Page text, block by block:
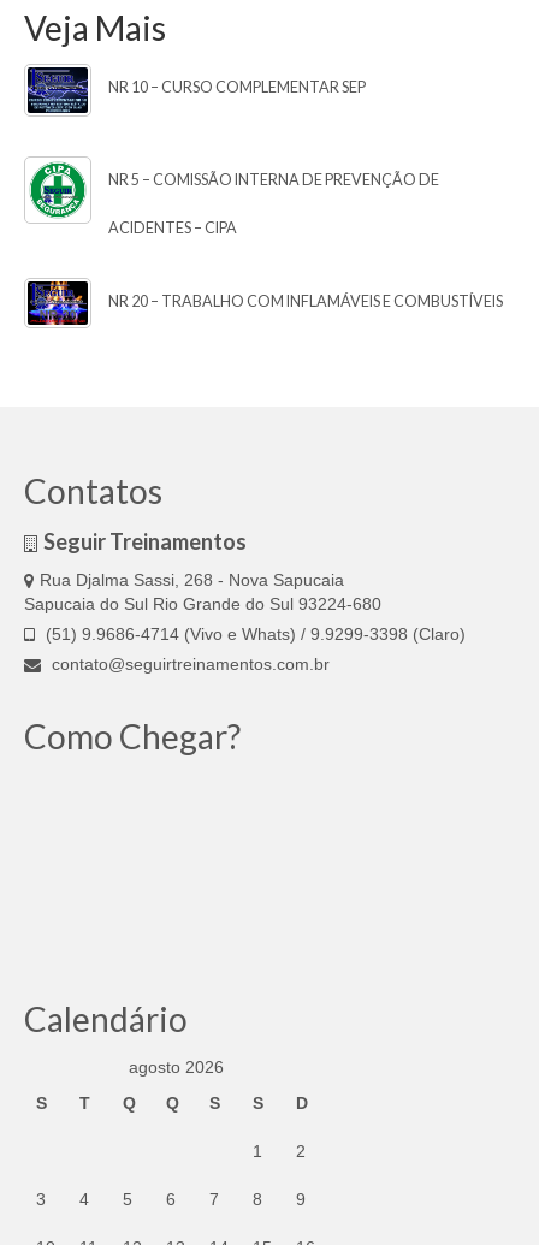
Veja Mais
NR 10 – CURSO COMPLEMENTAR SEP
NR 5 – COMISSÃO INTERNA DE PREVENÇÃO DE
ACIDENTES – CIPA
NR 20 – TRABALHO COM INFLAMÁVEIS E COMBUSTÍVEIS
Contatos
Seguir Treinamentos
Rua Djalma Sassi, 268 - Nova Sapucaia
Sapucaia do Sul Rio Grande do Sul 93224-680
(51) 9.9686-4714 (Vivo e Whats) / 9.9299-3398 (Claro)
contato@seguirtreinamentos.com.br
Como Chegar?
Calendário
agosto 2026
S
T Q Q S S D
1 2
3 4 5 6 7 8 9